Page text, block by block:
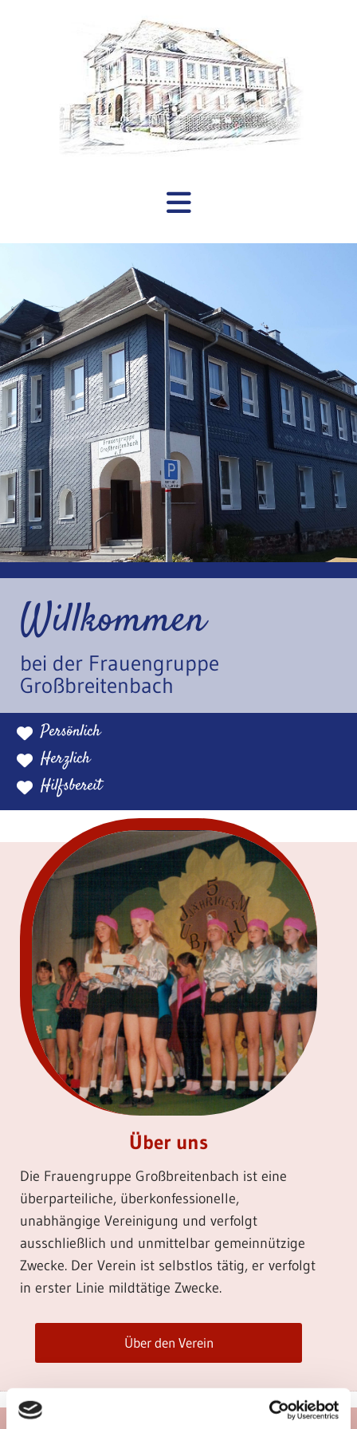
Willkommen
bei der Frauengruppe
Großbreitenbach
Persönlich
Herzlich
Hilfsbereit
Über uns
Die Frauengruppe Großbreitenbach ist eine
überparteiliche, überkonfessionelle,
unabhängige Vereinigung und verfolgt
ausschließlich und unmittelbar gemeinnützige
Zwecke. Der Verein ist selbstlos tätig, er verfolgt
in erster Linie mildtätige Zwecke.
Über den Verein